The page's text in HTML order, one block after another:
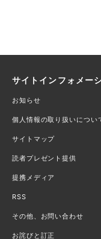
サイトインフォメー
お知らせ
個人情報の取り扱いについ
サイトマップ
読者プレゼント提供
提携メディア
RSS
その他、お問い合わせ
お詫びと訂正